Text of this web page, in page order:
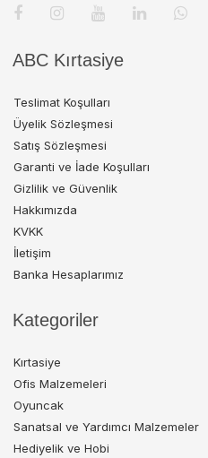
ABC Kırtasiye
Teslimat Koşulları
Üyelik Sözleşmesi
Satış Sözleşmesi
Garanti ve İade Koşulları
Gizlilik ve Güvenlik
Hakkımızda
KVKK
İletişim
Banka Hesaplarımız
Kategoriler
Kırtasiye
Ofis Malzemeleri
Oyuncak
Sanatsal ve Yardımcı Malzemeler
Hediyelik ve Hobi